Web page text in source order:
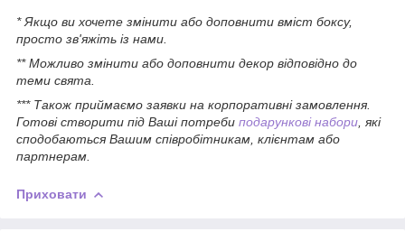
* Якщо ви хочете змінити або доповнити вміст боксу,
просто зв'яжіть із нами.
** Можливо змінити або доповнити декор відповідно до
теми свята.
*** Також приймаємо заявки на корпоративні замовлення.
Готові створити під Ваші потреби подарункові набори , які
сподобаються Вашим співробітникам, клієнтам або
партнерам.
Приховати